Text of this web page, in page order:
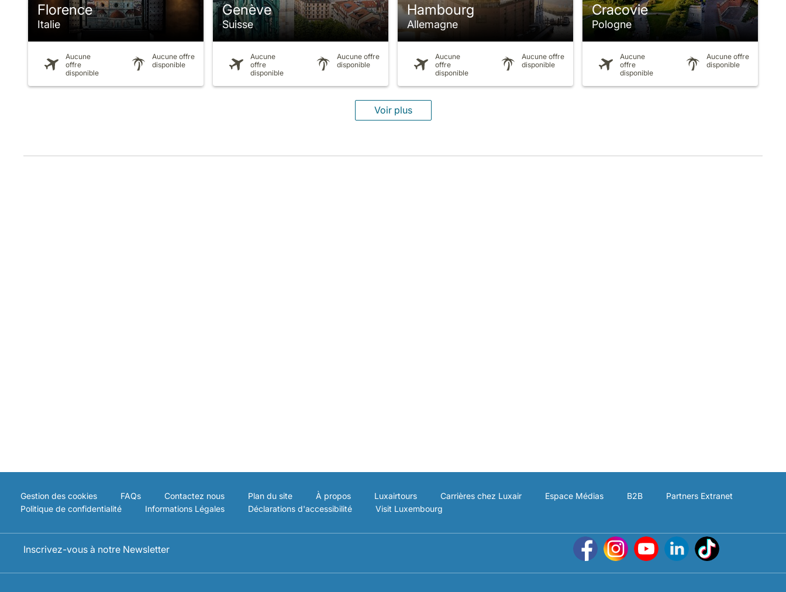
Florence
Italie
Aucune
offre
disponible
Aucune offre
disponible
Genève
Suisse
Aucune
offre
disponible
Aucune offre
disponible
Hambourg
Allemagne
Aucune
offre
disponible
Aucune offre
disponible
Cracovie
Pologne
Aucune
offre
disponible
Aucune offre
disponible
Voir plus
Gestion des cookies FAQs Contactez nous Plan du site À propos Luxairtours Carrières chez Luxair Espace Médias B2B
Partners Extranet
Politique de confidentialité
Informations Légales Déclarations d'accessibilité Visit Luxembourg
Inscrivez-vous à notre Newsletter